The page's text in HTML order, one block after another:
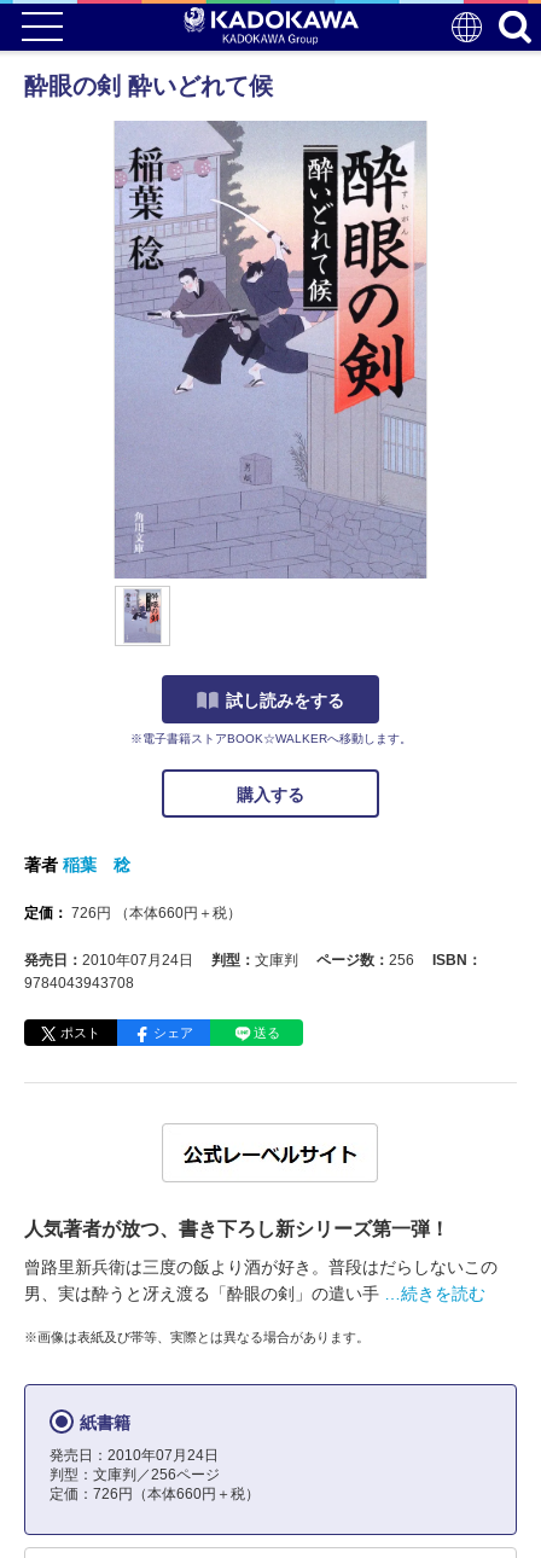
酔眼の剣 酔いどれて候
試し読みをする
※電子書籍ストアBOOK☆WALKERへ移動します。
購入する
著者 稲葉 稔
定価： 726 円 （本体660円＋税）
発売日： 2010年07月24日 判型： 文庫判 ページ数： 256
ISBN：
9784043943708
ポスト シェア 送る
人気著者が放つ、書き下ろし新シリーズ第一弾！
曾路里新兵衛は三度の飯より酒が好き。普段はだらしないこの
男、実は酔うと冴え渡る「酔眼の剣」の遣い手
…続きを読む
※画像は表紙及び帯等、実際とは異なる場合があります。
紙書籍
発売日：2010年07月24日
判型：文庫判／256ページ
定価：726円（本体660円＋税）